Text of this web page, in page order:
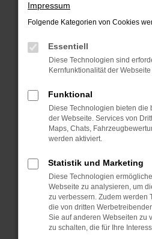
Vorhang auf für unsere
Mobilität in Freiburg
geeigneter Alternative
Vorführwagen sind fast
Bedenke bitte, dass die
aller Regel dem Zweck
Neuwagen zu
Vorteile zu
dann als Ford
und gelangen in den
Qualität hat unter den
naturgemäß nicht
sich eher von gut
Impressum
Folgende Kategorien von Cookies
Essentiell
Diese Technologien sind
Kernfunktionalität der
Funktional
Diese Technologien bieten
der Webseite. Services von
Maps, Chats,
werden aktiviert.
Statistik und Marketing
Diese Technologien
Webseite zu analysieren, um
zu verbessern. Zudem werden
die von dritten
Sie auf anderen Webseiten zu
zu schalten, die für Ihre